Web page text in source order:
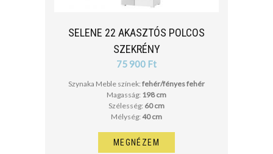
SELENE 22 AKASZTÓS POLCOS
SZEKRÉNY
75 900 Ft
Szynaka Meble színek: fehér/fényes fehér
Magasság: 198 cm
Szélesség: 60 cm
Mélység: 40 cm
MEGNÉZEM